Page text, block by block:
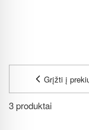
Grįžti į
3 produktai